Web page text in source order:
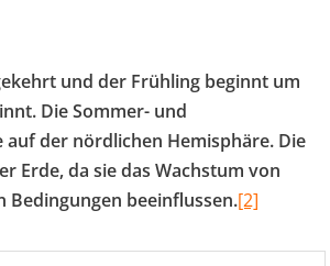
und der Frühling beginnt um
Die Sommer- und
der nördlichen Hemisphäre. Die
Erde, da sie das Wachstum von
Bedingungen beeinflussen.[2]